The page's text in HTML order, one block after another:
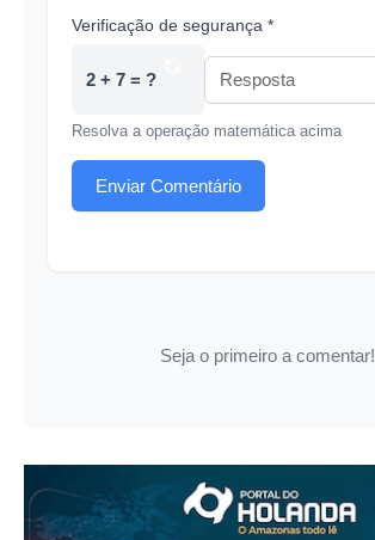
Verificação de segurança *
2 + 7 = ?
Resolva a operação matemática acima
Enviar Comentário
Seja o primeiro a comentar!